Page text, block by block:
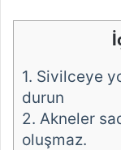
1. Sivilceye
durun
2. Akneler
oluşmaz.